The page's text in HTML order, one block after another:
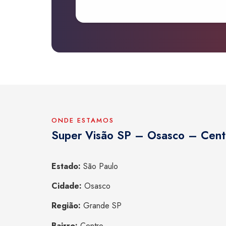
ONDE ESTAMOS
Super Visão SP – Osasco –
Estado: São Paulo
Cidade: Osasco
Região: Grande SP